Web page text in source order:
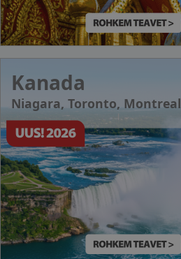
Kanada
Niagara, Toronto, Montreal